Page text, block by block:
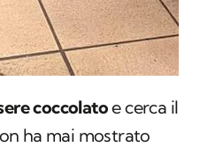
coccolatoe cerca il
ha mai mostrato